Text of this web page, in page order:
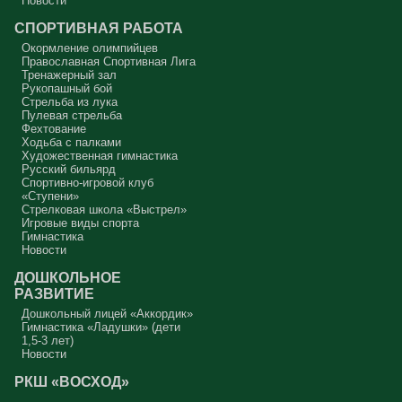
СПОРТИВНАЯ РАБОТА
Окормление олимпийцев
Православная Спортивная Лига
Тренажерный зал
Рукопашный бой
Стрельба из лука
Пулевая стрельба
Фехтование
Ходьба с палками
Художественная гимнастика
Русский бильярд
Спортивно-игровой клуб
«Ступени»
Стрелковая школа «Выстрел»
Игровые виды спорта
Гимнастика
Новости
ДОШКОЛЬНОЕ
РАЗВИТИЕ
Дошкольный лицей «Аккордик»
Гимнастика «Ладушки» (дети
1,5-3 лет)
Новости
РКШ «ВОСХОД»